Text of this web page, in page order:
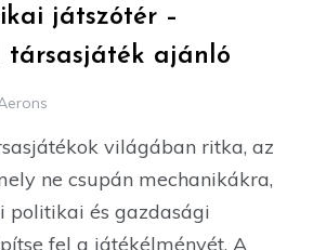
játszótér –
társasjáték ajánló
világában ritka, az
ne csupán mechanikákra,
politikai és gazdasági
fel a játékélményét. A